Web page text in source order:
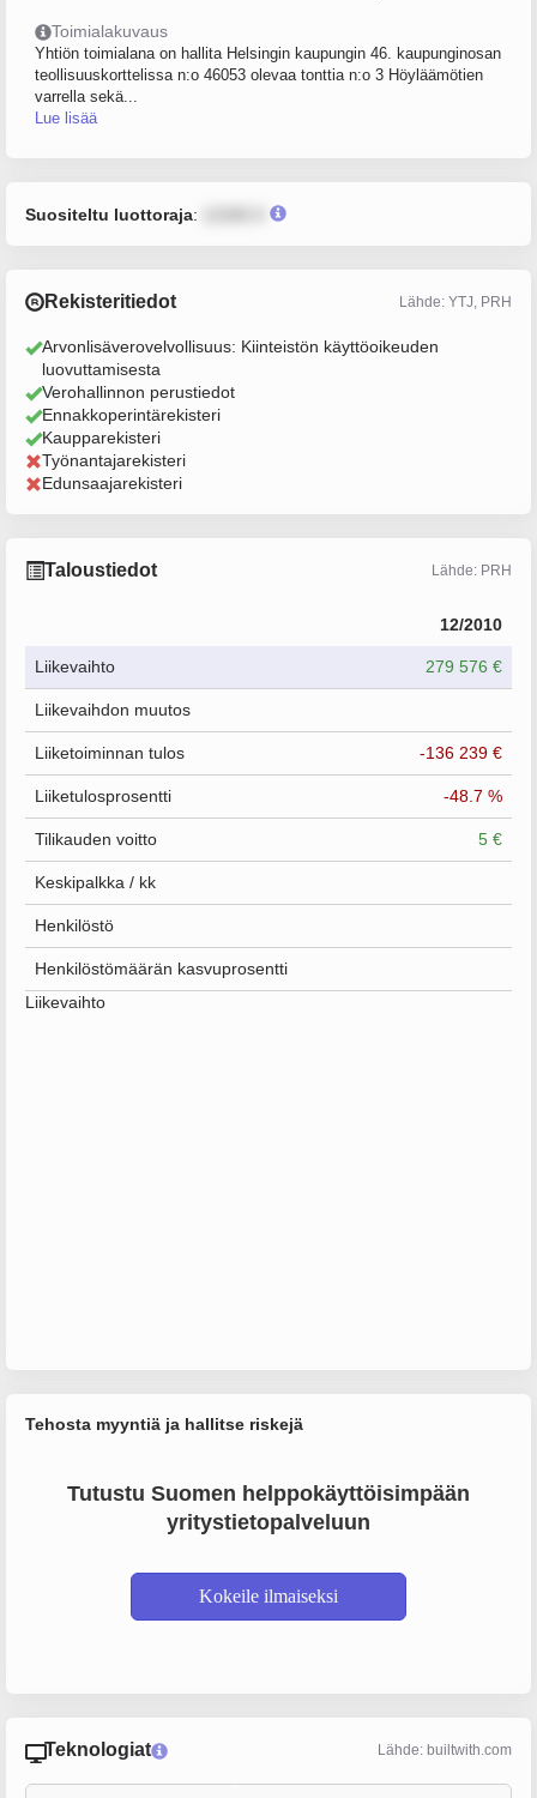
Toimialakuvaus
Yhtiön toimialana on hallita Helsingin kaupungin 46. kaupunginosan
teollisuuskorttelissa n:o 46053 olevaa tonttia n:o 3 Höyläämötien
varrella sekä...
Lue lisää
Suositeltu luottoraja:
Rekisteritiedot Lähde: YTJ, PRH
Arvonlisäverovelvollisuus: Kiinteistön käyttöoikeuden
luovuttamisesta
Verohallinnon perustiedot
Ennakkoperintärekisteri
Kaupparekisteri
Työnantajarekisteri
Edunsaajarekisteri
Taloustiedot Lähde: PRH
12/2010
Liikevaihto 279 576 €
Liikevaihdon muutos
Liiketoiminnan tulos -136 239 €
Liiketulosprosentti -48.7 %
Tilikauden voitto 5 €
Keskipalkka / kk
Henkilöstö
Henkilöstömäärän kasvuprosentti
Liikevaihto
Tehosta myyntiä ja hallitse riskejä
Tutustu Suomen helppokäyttöisimpään
yritystietopalveluun
Kokeile ilmaiseksi
Teknologiat Lähde: builtwith.com